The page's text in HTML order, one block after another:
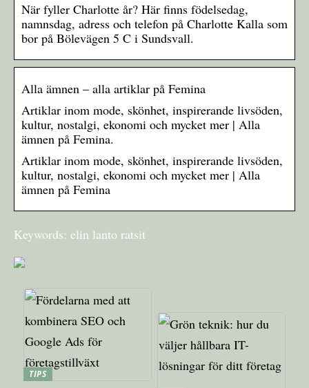
När fyller Charlotte år? Här finns födelsedag,
namnsdag, adress och telefon på Charlotte Kalla som
bor på Bölevägen 5 C i Sundsvall.
Alla ämnen – alla artiklar på Femina
Artiklar inom mode, skönhet, inspirerande livsöden,
kultur, nostalgi, ekonomi och mycket mer | Alla
ämnen på Femina.
Artiklar inom mode, skönhet, inspirerande livsöden,
kultur, nostalgi, ekonomi och mycket mer | Alla
ämnen på Femina
Keywords: elin lanto ratsit
TIPS